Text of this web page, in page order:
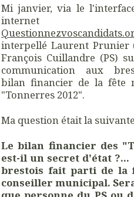
Mi janvier, via le
internet
interpellé Laurent Prunier
François Cuillandre (PS)
communication aux
bilan financier de la fête
"Tonnerres 2012".
Ma question était la
Le bilan financier des
est-il un secret d'état ?…
brestois fait parti de la
conseiller municipal.